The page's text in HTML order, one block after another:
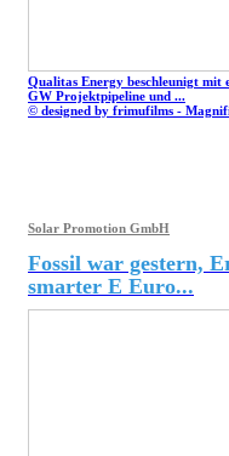
Qualitas Energy beschleunigt mit
GW Projektpipeline und ...
© designed by frimufilms -
Solar Promotion GmbH
Fossil war gestern,
smarter E Euro...